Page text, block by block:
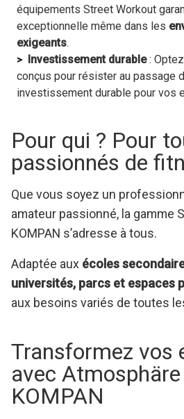
équipements Street Workout
exceptionnelle même dans les
exigeants.
Investissement durable:
conçus pour résister au passage
investissement durable pour vos
Pour qui ? Pour
passionnés de
Que vous soyez un
amateur passionné, la gamme
KOMPAN s’adresse à tous.
Adaptée aux écoles
universités, parcs et espaces
aux besoins variés de toutes
Transformez vos
avec
KOMPAN